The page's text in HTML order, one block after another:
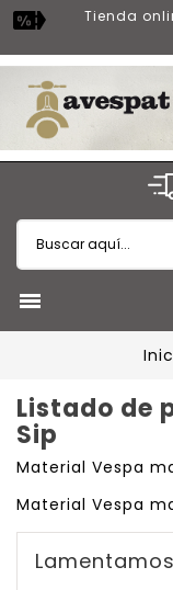
Tienda

Listado de
Sip
Material Vespa
Material Vespa